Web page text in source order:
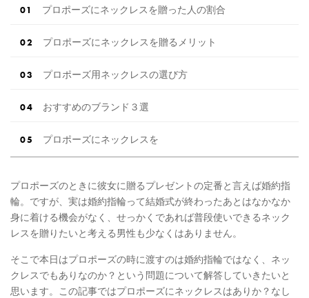
プロポーズにネックレスを贈った人の割合
プロポーズにネックレスを贈るメリット
プロポーズ用ネックレスの選び方
おすすめのブランド３選
プロポーズにネックレスを
プロポーズのときに彼女に贈るプレゼントの定番と言えば婚約指
輪。ですが、実は婚約指輪って結婚式が終わったあとはなかなか
身に着ける機会がなく、せっかくであれば普段使いできるネック
レスを贈りたいと考える男性も少なくはありません。
そこで本日はプロポーズの時に渡すのは婚約指輪ではなく、ネッ
クレスでもありなのか？という問題について解答していきたいと
思います。この記事ではプロポーズにネックレスはありか？なし